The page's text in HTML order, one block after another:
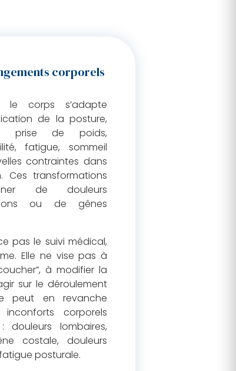
corporels
le corps s’adapte
de la posture,
prise de poids,
fatigue, sommeil
contraintes dans
Ces transformations
de douleurs
ou de gênes
pas le suivi médical,
Elle ne vise pas à
à modifier la
sur le déroulement
peut en revanche
corporels
lombaires,
costale, douleurs
posturale.